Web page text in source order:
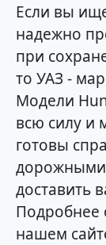
Если вы
надежно
при
то УАЗ -
Модели
всю силу и
готовы
дорожными
доставить
Подробнее
нашем